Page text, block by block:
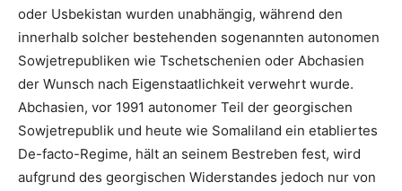
oder Usbekistan wurden unabhängig, während den
innerhalb solcher bestehenden sogenannten autonomen
Sowjetrepubliken wie Tschetschenien oder Abchasien
der Wunsch nach Eigenstaatlichkeit verwehrt wurde.
Abchasien, vor 1991 autonomer Teil der georgischen
Sowjetrepublik und heute wie Somaliland ein etabliertes
De-facto-Regime, hält an seinem Bestreben fest, wird
aufgrund des georgischen Widerstandes jedoch nur von